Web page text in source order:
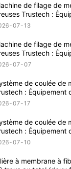
de filage de
Trustech :
(16)
07 13
de filage de
Trustech :
(15)
07 07
de coulée de
: Équipement
(XIV)
07 17
de coulée de
: Équipement
(XIII)
07 10
à membrane à